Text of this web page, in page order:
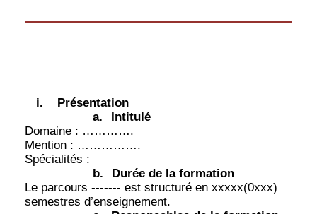
i.
Présentation
a.
Intitulé
Domaine : ………….
Mention : …………….
Spécialités :
b.
Durée de la formation
Le parcours ------- est structuré en xxxxx(0xxx)
semestres d’enseignement.